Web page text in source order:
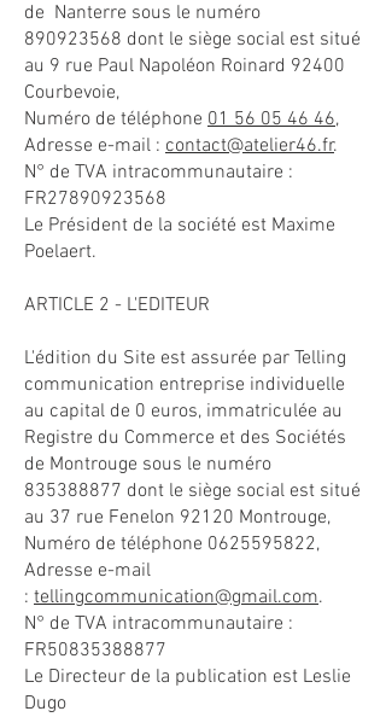
de Nanterre sous le numéro
890923568 dont le siège social est situé
au 9 rue Paul Napoléon Roinard 92400
Courbevoie,
Numéro de téléphone 01 56 05 46 46,
Adresse e-mail : contact@atelier46.fr.
N° de TVA intracommunautaire :
FR27890923568
Le Président de la société est Maxime
Poelaert.
​ARTICLE 2 - L'EDITEUR
L'édition du Site est assurée par Telling
communication entreprise individuelle
au capital de 0 euros, immatriculée au
Registre du Commerce et des Sociétés
de Montrouge sous le numéro
835388877 dont le siège social est situé
au 37 rue Fenelon 92120 Montrouge,
Numéro de téléphone 0625595822,
Adresse e-mail
: tellingcommunication@gmail.com.
N° de TVA intracommunautaire :
FR50835388877
Le Directeur de la publication est Leslie
Dugo